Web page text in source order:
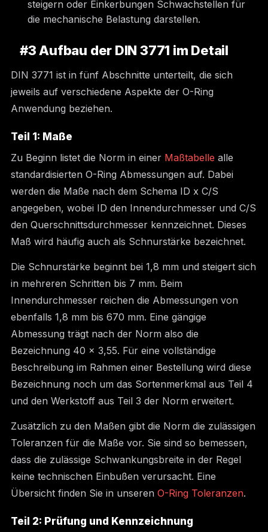
steigern oder Einkerbungen Schwachstellen für
die mechanische Belastung darstellen.
#3 Aufbau der DIN 3771 im Detail
DIN 3771 ist in fünf Abschnitte unterteilt, die sich
jeweils auf verschiedene Aspekte der O-Ring
Anwendung beziehen.
Teil 1: Maße
Zu Beginn listet die Norm in einer Maßtabelle alle
standardisierten O-Ring Abmessungen auf. Dabei
werden die Maße nach dem Schema ID x C/S
angegeben, wobei ID den Innendurchmesser und C/S
den Querschnittsdurchmesser kennzeichnet. Dieses
Maß wird häufig auch als Schnurstärke bezeichnet.
Die Schnurstärke beginnt bei 1,8 mm und steigert sich
in mehreren Schritten bis 7 mm. Beim
Innendurchmesser reichen die Abmessungen von
ebenfalls 1,8 mm bis 670 mm. Eine gängige
Abmessung trägt nach der Norm also die
Bezeichnung 40 x 3,55. Für eine vollständige
Beschreibung im Rahmen einer Bestellung wird diese
Bezeichnung noch um das Sortenmerkmal aus Teil 4
und den Werkstoff aus Teil 3 der Norm erweitert.
Zusätzlich zu den Maßen gibt die Norm die zulässigen
Toleranzen für die Maße vor. Sie sind so bemessen,
dass die zulässige Schwankungsbreite in der Regel
keine technischen Einbußen verursacht. Eine
Übersicht finden Sie in unseren O-Ring Toleranzen.
Teil 2: Prüfung und Kennzeichnung